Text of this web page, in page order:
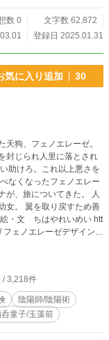
数 0
文字数 62,872
登録日 2025.01.31
気に入り追加 30
天狗、フェノエレーゼ。
封じられ人里に落とされ
助けろ。これ以上悪さを
、旅についてきた。 人
女。 翼を取り戻すため善
432625/
/ 3,218件
陰陽師/陰陽術
童子/玉藻前